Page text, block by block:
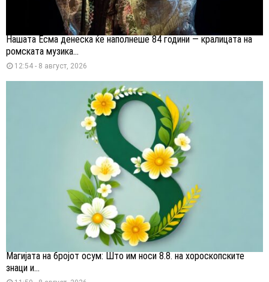
Нашата Есма денеска ќе наполнеше 84 години — кралицата на
ромската музика...
12:54 - 8 август, 2026
Магијата на бројот осум: Што им носи 8.8. на хороскопските
знаци и...